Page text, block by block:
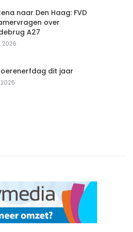
naar Den Haag: FVD
over
A27
2026
dit jaar